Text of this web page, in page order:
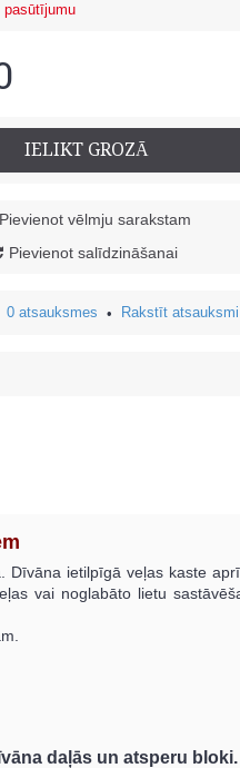
pasūtījumu
IELIKT GROZĀ
Pievienot vēlmju sarakstam
Pievienot salīdzināšanai
0 atsauksmes • Rakstīt atsauksmi
Dīvāna ietilpīgā veļas kaste
vai noglabāto lietu
daļās un atsperu bloki.